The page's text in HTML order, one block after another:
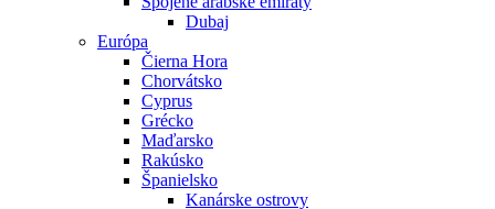
Dubaj
Európa
Čierna Hora
Chorvátsko
Cyprus
Grécko
Maďarsko
Rakúsko
Španielsko
Kanárske ostrovy